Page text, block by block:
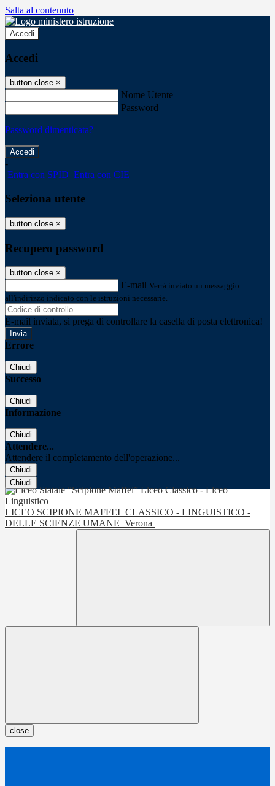
Salta al contenuto
Accedi
Accedi
button close ×
Nome Utente
Password
Password dimenticata?
-
Entra con SPID Entra con CIE
Seleziona utente
button close ×
Recupero password
button close ×
E-mail Verrà inviato un messaggio
all'indirizzo indicato con le istruzioni necessarie.
E-mail inviata, si prega di controllare la casella di posta elettronica!
Errore
Chiudi
Successo
Chiudi
Informazione
Chiudi
Attendere...
Attendere il completamento dell'operazione...
Chiudi
Chiudi
LICEO SCIPIONE MAFFEI CLASSICO - LINGUISTICO -
DELLE SCIENZE UMANE Verona
close